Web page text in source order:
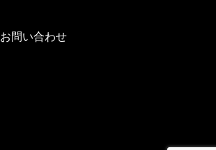
お問い合わせ